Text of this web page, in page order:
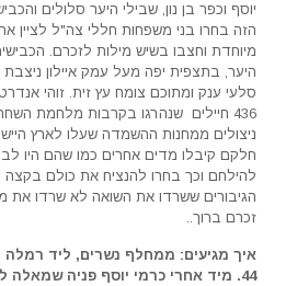
יוסף וכפר בן נון, שבילי היער סלולים
הזה בחרו בני משפחות חללי צה"ל לציין
מיוחדת וחצבו בשיש מילות לזכרם.
היער, בתצפית יפה מעל עמק איילון
סלעי ענק ומתוכם צומח עץ זית. זוהי
436 חיילים שנהרגו בקרבות מלחמת
ניצולים ממחנות ההשמדה שעלו לארץ
חלקם קיבלו מדים אחרים כמו שהם היו
להילחם וכך בחרו להנציח את כולם בקצה
הגיבורים ששרדו את השואה לא שרדו את
זכרם ברוך..
איך מגיעים: ממחלף נשרים, ליד רמלה
44. מיד אחרי כרמי יוסף פניה שמאלה